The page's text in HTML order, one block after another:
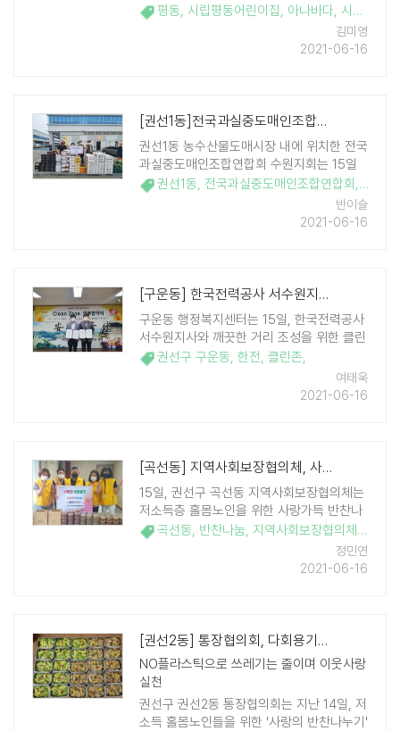
정복지센터에 기탁했다. 이날 기탁된 성금은
시립평동어린이집 원생들과 학부모들이 기
증한 의류와 생필품 등을 서로 교환하거나
평동, 시립평동어린이집, 아나바다, 시장놀이
김미영
2021-06-16
[권선1동]전국과실중도매인조합연합회 수원지회, 권선1동 저소득이웃에 과일선물..
권선1동 농수산물도매시장 내에 위치한 전국
과실중도매인조합연합회 수원지회는 15일
오전, 관내 홀몸노인 및 사례관리대상자 등
저소득 이웃에게 과일을 전달해 달라며 권선
1동 행정복지센터에 과일을 기탁했다. 전국
권선1동, 전국과실중도매인조합연합회 , 과일
반이슬
2021-06-16
[구운동] 한국전력공사 서수원지사와 Clean ZONE 협약
구운동 행정복지센터는 15일, 한국전력공사
서수원지사와 깨끗한 거리 조성을 위한 클린
존(Clean Zone) 업무협약을 체결했다. 이
번 협약으로 배전 전주에 디자인 시트지를
부착하는 범죄예방 환경설계인 셉테드
권선구 구운동, 한전, 클린존,
여태욱
2021-06-16
[곡선동] 지역사회보장협의체, 사랑의 밑반찬 나눔
15일, 권선구 곡선동 지역사회보장협의체는
저소득층 홀몸노인을 위한 사랑가득 반찬나
눔 행사를 가졌다. 이날 반찬나눔은 이른 더
위로 입맛을 잃고 코로나19 백신접종 이후
기력을 잃은 노인 등에게 사랑을 전하고자
곡선동, 반찬나눔, 지역사회보장협의체 ,제육
정민연
2021-06-16
[권선2동] 통장협의회, 다회용기에 반찬 담고 환경 사랑도 담고
NO플라스틱으로 쓰레기는 줄이며 이웃사랑
실천
권선구 권선2동 통장협의회는 지난 14일, 저
소득 홀몸노인들을 위한 '사랑의 반찬나누기'